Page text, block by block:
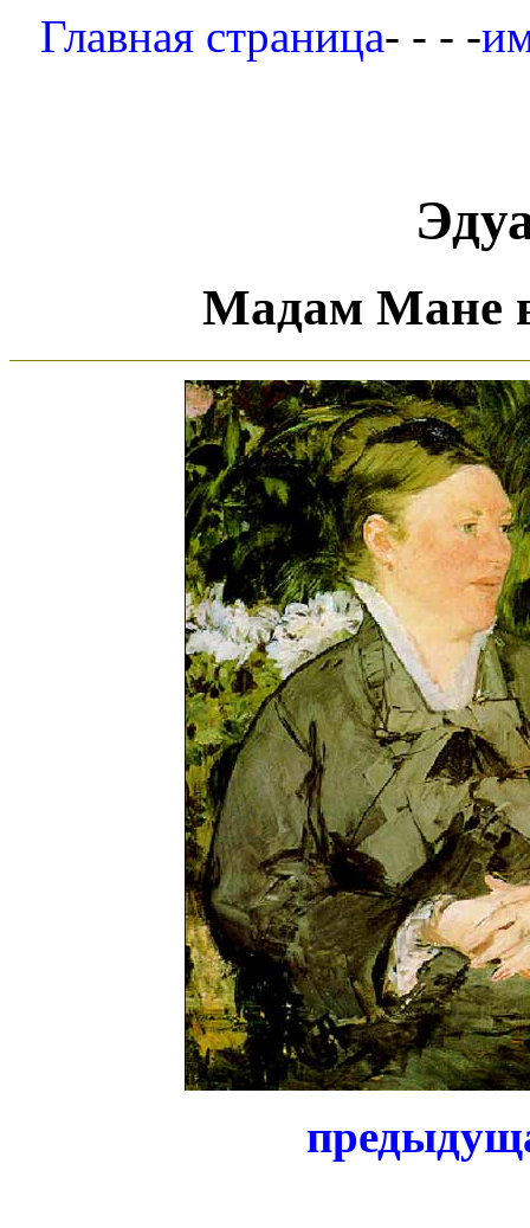
Главная страница- - - -
Мадам Мане в